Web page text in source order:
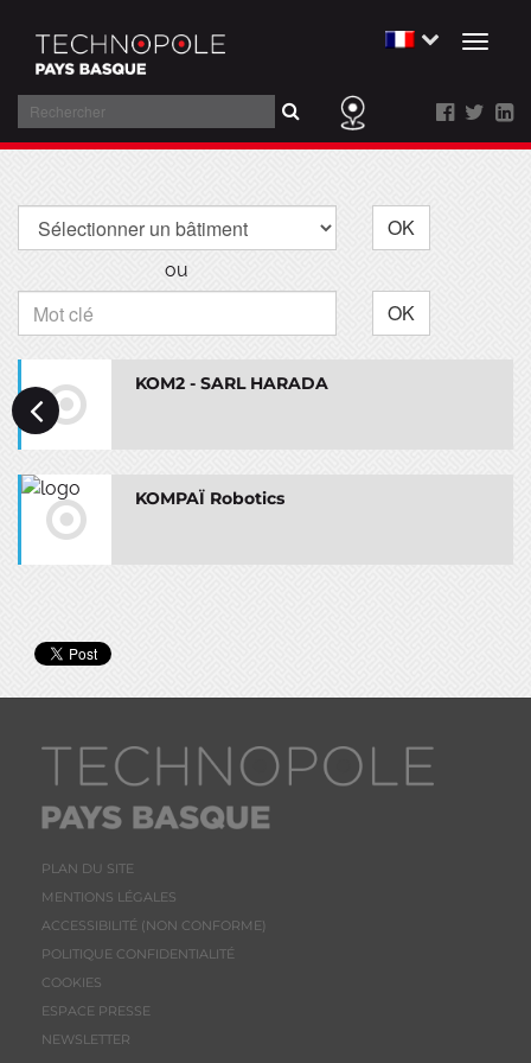
contenu
Toggle
Rechercher
OK
ou
OK
KOM2 - SARL HARADA
KOMPAÏ Robotics
PLAN DU SITE
MENTIONS LÉGALES
ACCESSIBILITÉ (NON CONFORME)
POLITIQUE CONFIDENTIALITÉ
COOKIES
ESPACE PRESSE
NEWSLETTER